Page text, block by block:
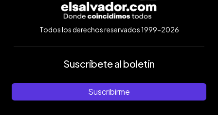
Todos los derechos reservados 1999-2026
Suscríbete al boletín
Suscribirme